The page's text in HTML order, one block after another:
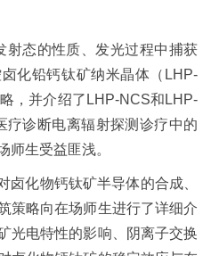
射态的性质、发光过程中捕获
化铅钙钛矿纳米晶体（ LHP-
，并介绍了 LHP-NCS和 LHP-
疗诊断电离辐射探测诊疗中的
师生受益匪浅。
卤化物钙钛矿半导体的合成、
策略向在场师生进行了详细介
光电特性的影响、阴离子交换